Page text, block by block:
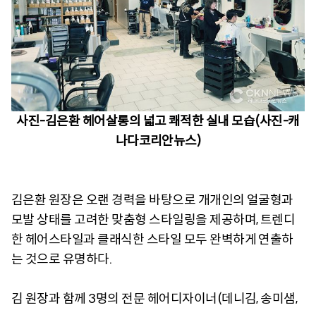
사진-김은환 헤어살롱의 넓고 쾌적한 실내 모습(사진-캐
나다코리안뉴스)
김은환 원장은 오랜 경력을 바탕으로 개개인의 얼굴형과
모발 상태를 고려한 맞춤형 스타일링을 제공하며, 트렌디
한 헤어스타일과 클래식한 스타일 모두 완벽하게 연출하
는 것으로 유명하다.
김 원장과 함께 3명의 전문 헤어디자이너(데니김, 송미샘,